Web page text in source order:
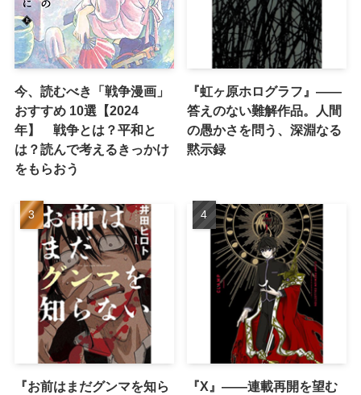
今、読むべき「戦争漫画」
おすすめ 10選【2024
年】 戦争とは？平和と
は？読んで考えるきっかけ
をもらおう
『虹ヶ原ホログラフ』——
答えのない難解作品。人間
の愚かさを問う、深淵なる
黙示録
『お前はまだグンマを知ら
『X』——連載再開を望む